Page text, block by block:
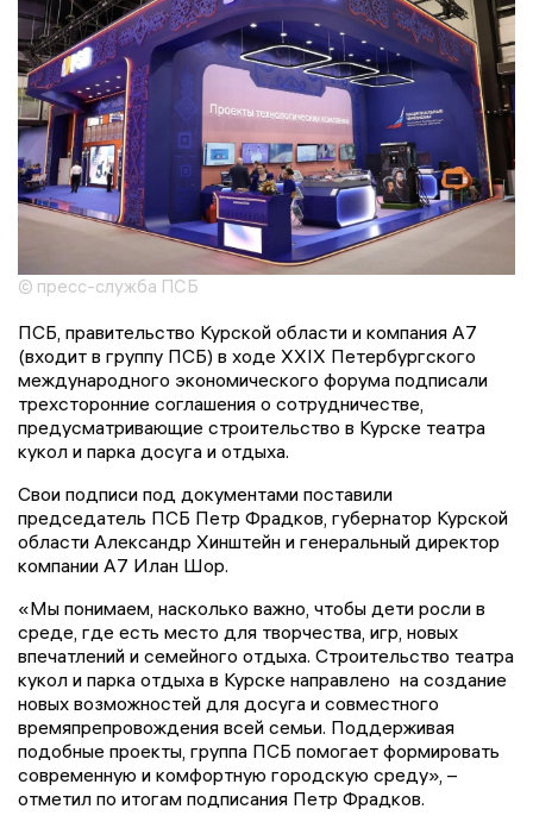
© пресс-служба ПСБ
ПСБ, правительство Курской области и компания А7
(входит в группу ПСБ) в ходе XXIX Петербургского
международного экономического форума подписали
трехсторонние соглашения о сотрудничестве,
предусматривающие строительство в Курске театра
кукол и парка досуга и отдыха.
Свои подписи под документами поставили
председатель ПСБ Петр Фрадков, губернатор Курской
области Александр Хинштейн и генеральный директор
компании А7 Илан Шор.
«Мы понимаем, насколько важно, чтобы дети росли в
среде, где есть место для творчества, игр, новых
впечатлений и семейного отдыха. Строительство театра
кукол и парка отдыха в Курске направлено на создание
новых возможностей для досуга и совместного
времяпрепровождения всей семьи. Поддерживая
подобные проекты, группа ПСБ помогает формировать
современную и комфортную городскую среду», –
отметил по итогам подписания Петр Фрадков.